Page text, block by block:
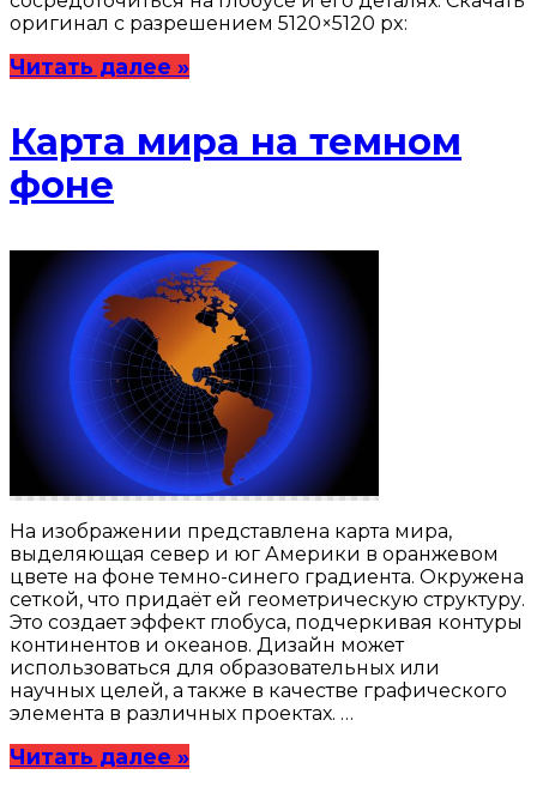
оригинал с разрешением 5120×5120 px:
Читать далее »
Карта мира на темном
фоне
На изображении представлена карта мира,
выделяющая север и юг Америки в оранжевом
цвете на фоне темно-синего градиента. Окружена
сеткой, что придаёт ей геометрическую структуру.
Это создает эффект глобуса, подчеркивая контуры
континентов и океанов. Дизайн может
использоваться для образовательных или
научных целей, а также в качестве графического
элемента в различных проектах. …
Читать далее »